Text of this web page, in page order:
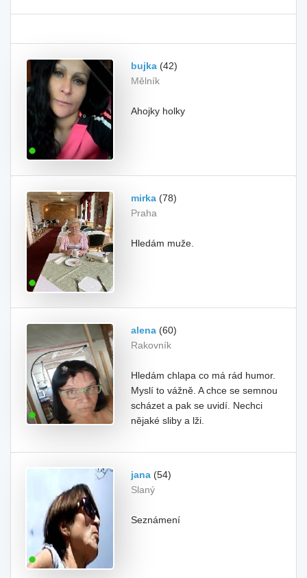
bujka (42)
Mělník
Ahojky holky
mirka (78)
Praha
Hledám muže.
alena (60)
Rakovník
Hledám chlapa co má rád humor.
Myslí to vážně. A chce se semnou
scházet a pak se uvidí. Nechci
nějaké sliby a lži.
jana (54)
Slaný
Seznámení